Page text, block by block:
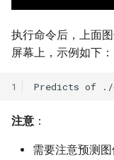
执行命令后，上面
屏幕上，示例如下：
1 Predicts of ./
注意 ：
需要注意预测